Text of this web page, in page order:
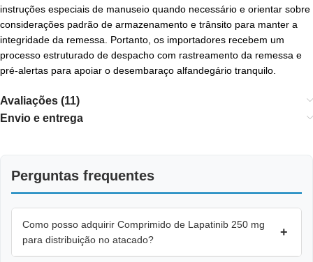
instruções especiais de manuseio quando necessário e orientar sobre
considerações padrão de armazenamento e trânsito para manter a
integridade da remessa. Portanto, os importadores recebem um
processo estruturado de despacho com rastreamento da remessa e
pré-alertas para apoiar o desembaraço alfandegário tranquilo.
Avaliações (11)
Envio e entrega
Perguntas frequentes
Como posso adquirir Comprimido de Lapatinib 250 mg
para distribuição no atacado?
+